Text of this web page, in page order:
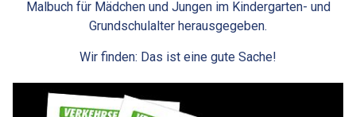
Malbuch für Mädchen und Jungen im Kindergarten- und
Grundschulalter herausgegeben.
Wir finden: Das ist eine gute Sache!